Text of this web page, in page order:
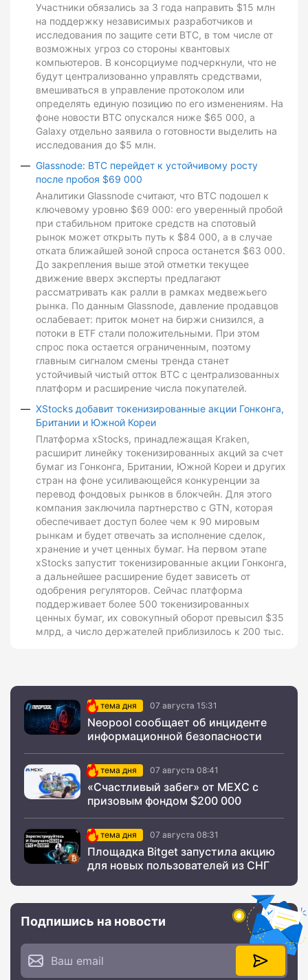
Участники обязались за 3 года направить $15 млн
на поддержку независимых разработчиков и
исследования по защите сети BTC, в том числе от
возможных угроз со стороны квантовых
компьютеров. В консорциуме подчеркнули, что не
будут централизованно управлять средствами,
вмешиваться в управление протоколом или
определять единую позицию по его изменениям. На
фоне новости BTC опускался ниже $65 000, а
Galaxy отдельно заявила о готовности выделить на
исследования до $5 млн.
Glassnode: BTC перейдет к устойчивому росту
после пробоя $69 000
Аналитики Glassnode считают, что BTC подошел к
ключевому уровню $69 000: его уверенный пробой
при стабильном притоке средств на спотовый
рынок может открыть путь к $84 000, а в случае
отката ближайшей зоной спроса останется $63 000.
До закрепления выше этой отметки текущее
движение вверх эксперты предлагают
рассматривать как ралли в рамках медвежьего
рынка. По данным Glassnode, давление продавцов
ослабевает: приток монет на биржи снизился, а
потоки в ETF стали положительными. При этом
спрос пока остается ограниченным, поэтому
главным сигналом смены тренда станет
устойчивый чистый отток BTC с централизованных
платформ и расширение числа покупателей.
XStocks добавит токенизированные акции Гонконга,
Британии и Южной Кореи
Платформа xStocks, принадлежащая Kraken,
расширит линейку токенизированных акций за счет
бумаг из Гонконга, Британии, Южной Кореи и других
стран на фоне усиливающейся конкуренции за
перевод фондовых рынков в блокчейн. Для этого
компания заключила партнерство с GTN, которая
обеспечивает доступ более чем к 90 мировым
рынкам и будет отвечать за исполнение сделок,
хранение и учет ценных бумаг. На первом этапе
xStocks запустит токенизированные акции Гонконга,
а дальнейшее расширение будет зависеть от
одобрения регуляторов. Сейчас платформа
поддерживает более 500 токенизированных
ценных бумаг, их совокупный оборот превысил $35
млрд, а число держателей приблизилось к 200 тыс.
тема дня 07 августа 15:31
Neopool сообщает об инциденте
информационной безопасности
тема дня 07 августа 08:41
«Счастливый забег» от MEXC с
призовым фондом $200 000
тема дня 07 августа 08:31
Площадка Bitget запустила акцию
для новых пользователей из СНГ
Подпишись на новости